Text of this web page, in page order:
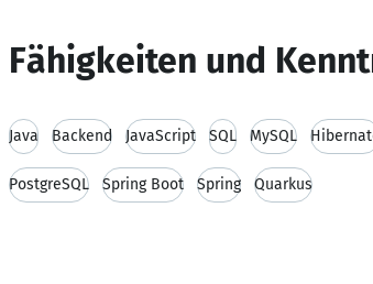
Fähigkeiten und
Java Backend JavaScript SQL MySQL
PostgreSQL Spring Boot Spring Quarkus